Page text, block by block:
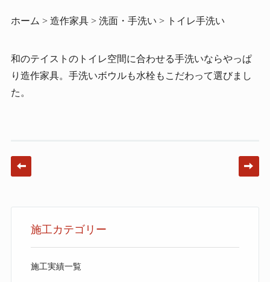
ホーム > 造作家具 > 洗面・手洗い > トイレ手洗い
和のテイストのトイレ空間に合わせる手洗いならやっぱ
り造作家具。手洗いボウルも水栓もこだわって選びまし
た。
Post navigation
施工カテゴリー
施工実績一覧